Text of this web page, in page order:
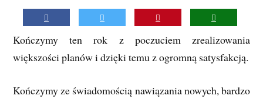
Kończymy ten rok z poczuciem zrealizowania
większości planów i dzięki temu z ogromną satysfakcją.
Kończymy ze świadomością nawiązania nowych, bardzo